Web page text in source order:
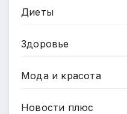
Диеты
Здоровье
Мода и красота
Новости плюс